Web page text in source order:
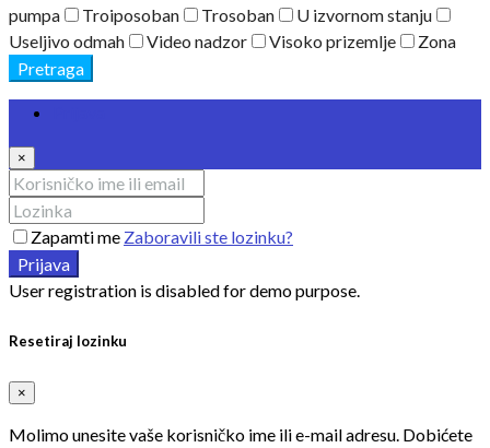
pumpa
Troiposoban Trosoban
U izvornom stanju
Useljivo odmah
Video nadzor Visoko prizemlje
Zona
Pretraga
×
Zapamti me Zaboravili ste lozinku?
Prijava
User registration is disabled for demo purpose.
Resetiraj lozinku
×
Molimo unesite vaše korisničko ime ili e-mail adresu. Dobićete